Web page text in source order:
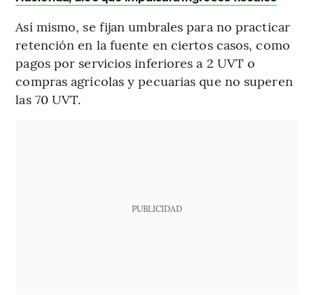
Así mismo, se fijan umbrales para no practicar
retención en la fuente en ciertos casos, como
pagos por servicios inferiores a 2 UVT o
compras agrícolas y pecuarias que no superen
las 70 UVT.
PUBLICIDAD